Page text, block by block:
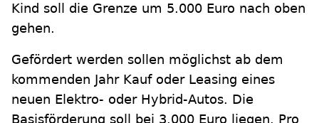
Kind soll die Grenze um 5.000 Euro nach oben
gehen.
Gefördert werden sollen möglichst ab dem
kommenden Jahr Kauf oder Leasing eines
neuen Elektro- oder Hybrid-Autos. Die
Basisförderung soll bei 3.000 Euro liegen. Pro